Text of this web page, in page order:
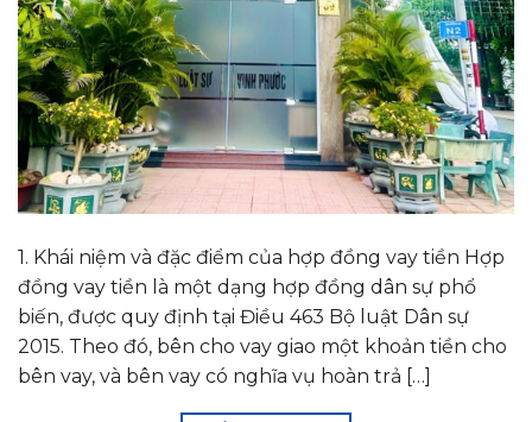
1. Khái niệm và đặc điểm của hợp đồng vay tiền Hợp
đồng vay tiền là một dạng hợp đồng dân sự phổ
biến, được quy định tại Điều 463 Bộ luật Dân sự
2015. Theo đó, bên cho vay giao một khoản tiền cho
bên vay, và bên vay có nghĩa vụ hoàn trả […]